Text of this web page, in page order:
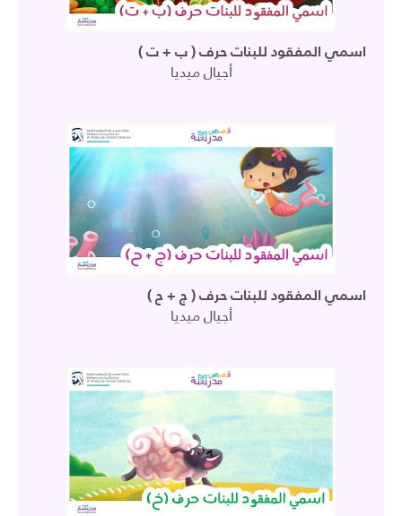
اسمي المفقود للبنات حرف ( ب + ت )
أجيال ميديا
اسمي المفقود للبنات حرف ( ج + ح )
أجيال ميديا